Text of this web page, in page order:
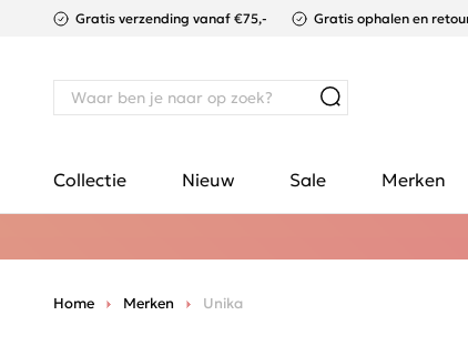
Gratis verzending vanaf €75,- Gratis ophalen en
Collectie Nieuw Sale Merken
Home Merken Unika